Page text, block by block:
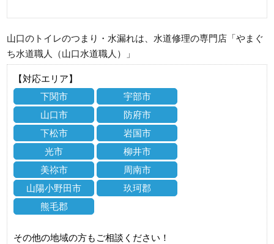
山口のトイレのつまり・水漏れは、水道修理の専門店「やまぐ
ち水道職人（山口水道職人）」
【対応エリア】
下関市
宇部市
山口市
防府市
下松市
岩国市
光市
柳井市
美祢市
周南市
山陽小野田市
玖珂郡
熊毛郡
その他の地域の方もご相談ください！